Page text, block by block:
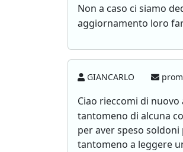
Non a caso ci siamo
aggiornamento loro
GIANCARLO
Ciao rieccomi di
tantomeno di alcuna
per aver speso
tantomeno a leggere